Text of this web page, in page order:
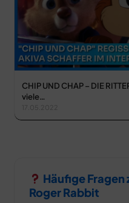
CHIP UND CHAP – DIE
viele…
17.05.2022
Häufige Fragen
Roger Rabbit